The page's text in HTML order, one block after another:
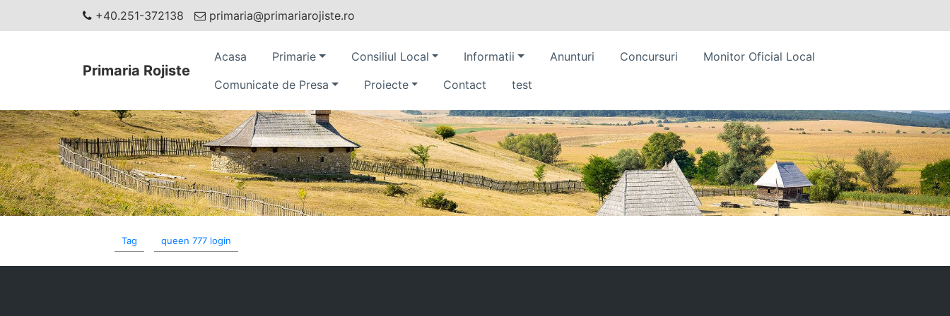
+40.251-372138 primaria@primariarojiste.ro
Primaria Rojiste
Acasa Primarie Consiliul Local Informatii Anunturi Concursuri
Monitor Oficial Local
Comunicate de Presa
Proiecte Contact test
Tag queen 777 login